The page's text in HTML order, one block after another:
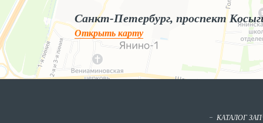
Санкт-Петербург, проспект
Открыть карту
КАТАЛОГ